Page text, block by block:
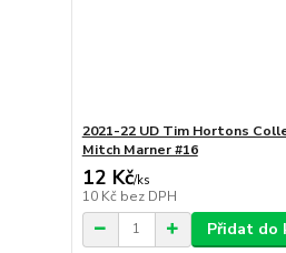
2021-22 UD Tim Hortons
Mitch Marner #16
12 Kč/ks
10 Kč bez DPH
Přidat do